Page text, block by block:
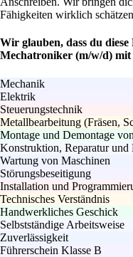
Fähigkeiten wirklich
Wir glauben, dass du
Mechatroniker (m/w/d) mit
Mechanik
Elektrik
Steuerungstechnik
Metallbearbeitung (Fräsen,
Montage und Demontage
Konstruktion, Reparatur
Wartung von Maschinen
Störungsbeseitigung
Installation und
Technisches Verständnis
Handwerkliches Geschick
Selbstständige Arbeitsweise
Zuverlässigkeit
Führerschein Klasse B